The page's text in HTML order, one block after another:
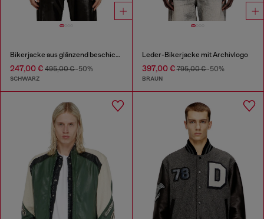
Bikerjacke aus glänzend beschichteten JoggJeans
247,00 € 495,00 €-50%
SCHWARZ
Leder-Bikerjacke mit Archivlogo
397,00 €795,00 €-50%
BRAUN